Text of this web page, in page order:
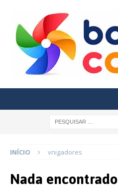
INÍCIO vnigadores
Nada encontrado